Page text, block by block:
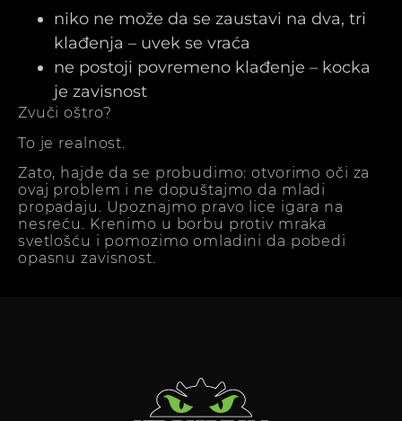
niko ne može da se zaustavi na dva, tri
klađenja – uvek se vraća
ne postoji povremeno klađenje – kocka
je zavisnost
Zvuči oštro?
To je realnost.
Zato, hajde da se probudimo: otvorimo oči za
ovaj problem i ne dopuštajmo da mladi
propadaju. Upoznajmo pravo lice igara na
nesreću. Krenimo u borbu protiv mraka
svetlošću i pomozimo omladini da pobedi
opasnu zavisnost.